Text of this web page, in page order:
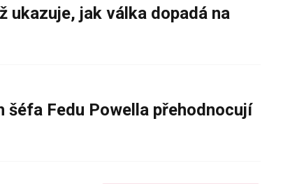
ukazuje, jak válka dopadá na
Fedu Powella přehodnocují